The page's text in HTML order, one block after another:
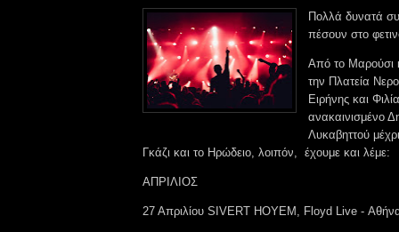
Πολλά δυνατά
πέσουν στο
Από το Μαρούσι
την Πλατεία
Ειρήνης και
ανακαινισμένο
Λυκαβηττού
Γκάζι και το Ηρώδειο, λοιπόν, έχουμε και λέμε:
ΑΠΡΙΛΙΟΣ
27 Απριλίου SIVERT HOYEM, Floyd Live -